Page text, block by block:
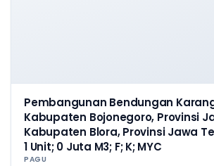
Pembangunan Bendungan
Kabupaten Bojonegoro, Provinsi
Kabupaten Blora, Provinsi Jawa
1 Unit; 0 Juta M3; F; K; MYC
PAGU